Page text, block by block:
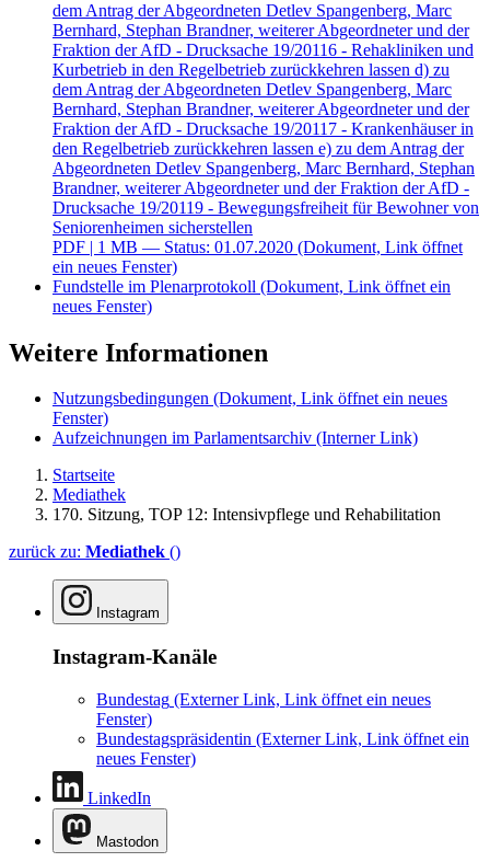
dem Antrag der Abgeordneten Detlev Spangenberg, Marc
Bernhard, Stephan Brandner, weiterer Abgeordneter und der
Fraktion der AfD - Drucksache 19/20116 - Rehakliniken und
Kurbetrieb in den Regelbetrieb zurückkehren lassen d) zu
dem Antrag der Abgeordneten Detlev Spangenberg, Marc
Bernhard, Stephan Brandner, weiterer Abgeordneter und der
Fraktion der AfD - Drucksache 19/20117 - Krankenhäuser in
den Regelbetrieb zurückkehren lassen e) zu dem Antrag der
Abgeordneten Detlev Spangenberg, Marc Bernhard, Stephan
Brandner, weiterer Abgeordneter und der Fraktion der AfD -
Drucksache 19/20119 - Bewegungsfreiheit für Bewohner von
Seniorenheimen sicherstellen
PDF | 1 MB — Status: 01.07.2020 (Dokument, Link öffnet
ein neues Fenster)
Fundstelle im Plenarprotokoll (Dokument, Link öffnet ein
neues Fenster)
Weitere Informationen
Nutzungsbedingungen (Dokument, Link öffnet ein neues
Fenster)
Aufzeichnungen im Parlamentsarchiv (Interner Link)
Startseite
Mediathek
170. Sitzung, TOP 12: Intensivpflege und Rehabilitation
zurück zu: Mediathek ()
Instagram
Instagram-Kanäle
Bundestag (Externer Link, Link öffnet ein neues
Fenster)
Bundestagspräsidentin (Externer Link, Link öffnet ein
neues Fenster)
LinkedIn
Mastodon